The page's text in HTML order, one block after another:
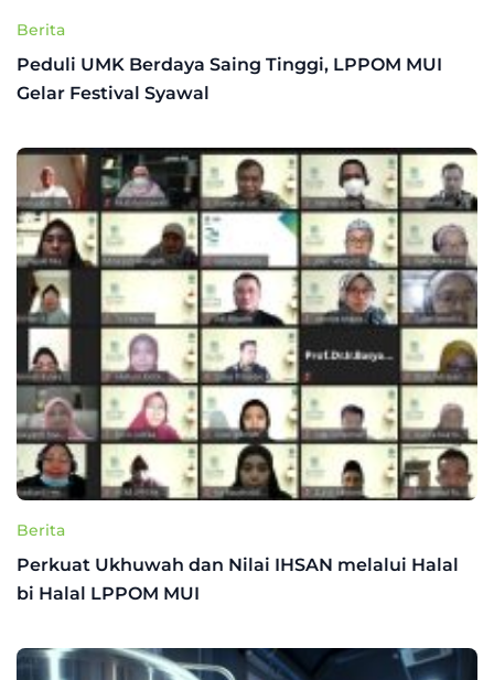
Berita
Peduli UMK Berdaya Saing Tinggi, LPPOM MUI
Gelar Festival Syawal
Berita
Perkuat Ukhuwah dan Nilai IHSAN melalui Halal
bi Halal LPPOM MUI